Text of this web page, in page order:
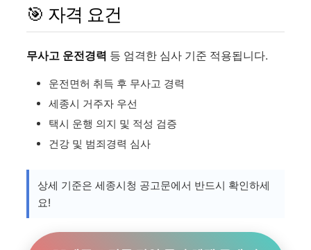
🎯 자격 요건
무사고 운전경력 등 엄격한 심사 기준 적용됩니다.
운전면허 취득 후 무사고 경력
세종시 거주자 우선
택시 운행 의지 및 적성 검증
건강 및 범죄경력 심사
상세 기준은 세종시청 공고문에서 반드시 확인하세
요!